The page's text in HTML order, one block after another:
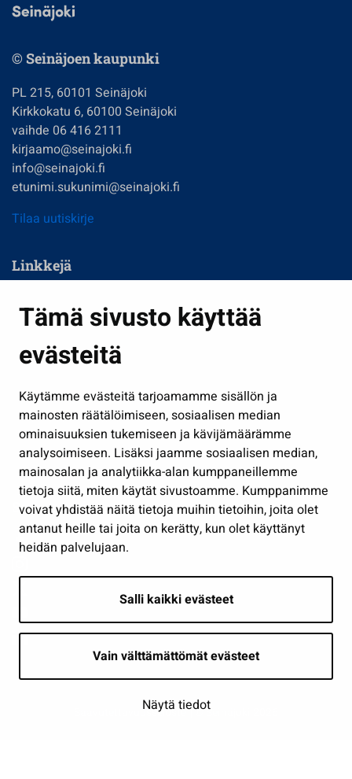
Tämä sivusto käyttää
evästeitä
Käytämme evästeitä tarjoamamme sisällön ja
mainosten räätälöimiseen, sosiaalisen median
ominaisuuksien tukemiseen ja kävijämäärämme
analysoimiseen. Lisäksi jaamme sosiaalisen median,
mainosalan ja analytiikka-alan kumppaneillemme
tietoja siitä, miten käytät sivustoamme. Kumppanimme
voivat yhdistää näitä tietoja muihin tietoihin, joita olet
antanut heille tai joita on kerätty, kun olet käyttänyt
heidän palvelujaan.
Salli kaikki evästeet
Vain välttämättömät evästeet
Näytä tiedot
© Seinäjoen kaupunki
PL 215, 60101 Seinäjoki
Kirkkokatu 6, 60100 Seinäjoki
vaihde 06 416 2111
kirjaamo@seinajoki.fi
info@seinajoki.fi
etunimi.sukunimi@seinajoki.fi
Tilaa uutiskirje
Linkkejä
Kasvatus ja opetus
Kulttuuri ja liikunta
Työ ja yrittäminen
Osallistu ja asioi
Näytä omat evästeasetukseni
Seuraa meitä
Saavutettavuusseloste | © Seinäjoki 2026